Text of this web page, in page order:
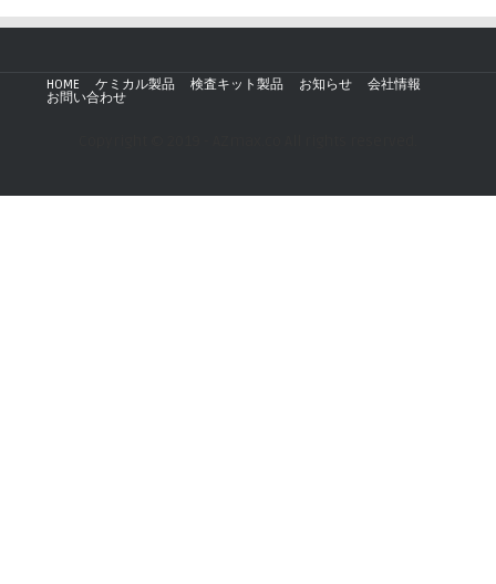
HOME ケミカル製品 検査キット製品 お知らせ
会社情報
お問い合わせ